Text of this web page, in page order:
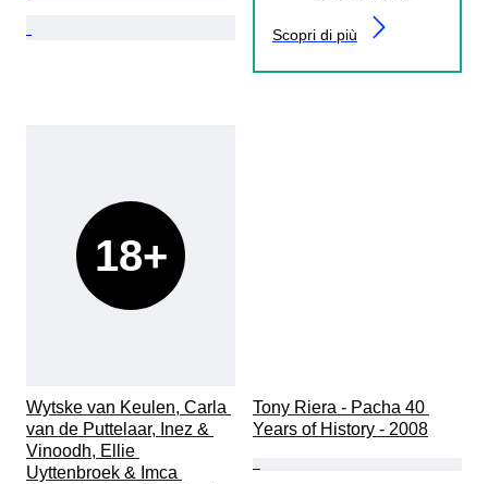
Scopri di più
18+
Wytske van Keulen, Carla
van de Puttelaar, Inez &
Vinoodh, Ellie
Uyttenbroek & Imca
Tony Riera - Pacha 40
Years of History - 2008